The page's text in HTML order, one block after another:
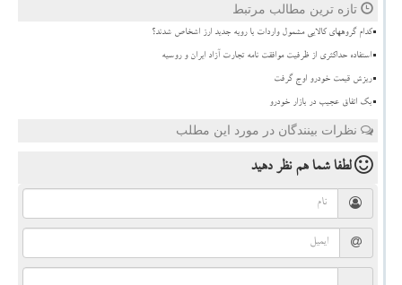
تازه ترین مطالب مرتبط
کدام گروههای کالایی مشمول واردات با رویه جدید ارز اشخاص شدند؟
استفاده حداکثری از ظرفیت موافقت نامه تجارت آزاد ایران و روسیه
ریزش قیمت خودرو اوج گرفت
بک اتفاق عجیب در بازار خودرو
نظرات بینندگان در مورد این مطلب
لطفا شما همنظر دهید